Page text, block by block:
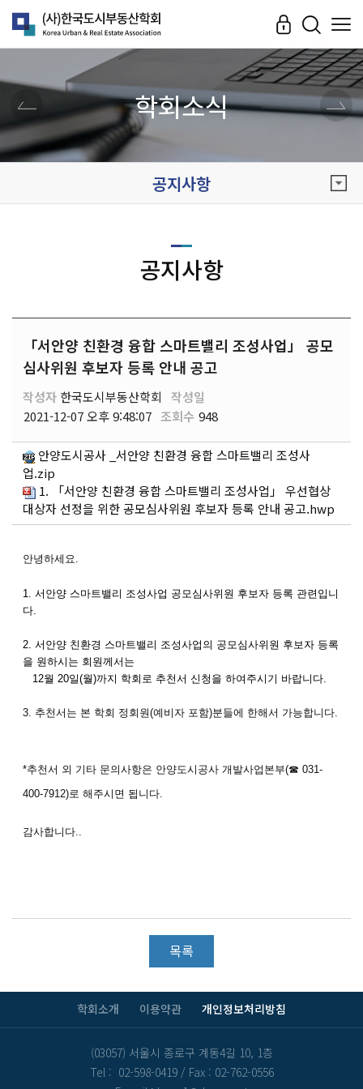
학회소식
공지사항
공지사항
「서안양 친환경 융합 스마트밸리 조성사업」 공모
심사위원 후보자 등록 안내 공고
작성자 한국도시부동산학회
작성일
2021-12-07 오후 9:48:07 조회수 948
안양도시공사 _서안양 친환경 융합 스마트밸리 조성사
업.zip
1. 「서안양 친환경 융합 스마트밸리 조성사업」 우선협상
대상자 선정을 위한 공모심사위원 후보자 등록 안내 공고.hwp
안녕하세요.
1. 서안양 스마트밸리 조성사업 공모심사위원 후보자 등록 관련입니
다.
2. 서안양 친환경 스마트밸리 조성사업의 공모심사위원 후보자 등록
을 원하시는 회원께서는
12월 20일(월)까지 학회로 추천서 신청을 하여주시기 바랍니다.
3. 추천서는 본 학회 정회원(예비자 포함)분들에 한해서 가능합니다.
*추천서 외 기타 문의사항은 안양도시공사 개발사업본부(☎ 031-
400-7912)로 해주시면 됩니다.
감사합니다..
목록
학회소개 이용약관 개인정보처리방침
(03057) 서울시 종로구 계동4길 10, 1층
Tel : 02-598-0419 / Fax : 02-762-0556